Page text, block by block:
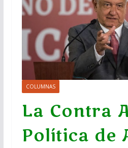
COLUMNAS
La Contra
Política de